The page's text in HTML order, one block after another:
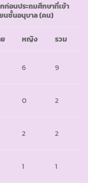
ก่อนประถมศึกษาที่เข้า
นชั้นอนุบาล(คน)
หญิง รวม
6 9
0 2
2 2
1 1